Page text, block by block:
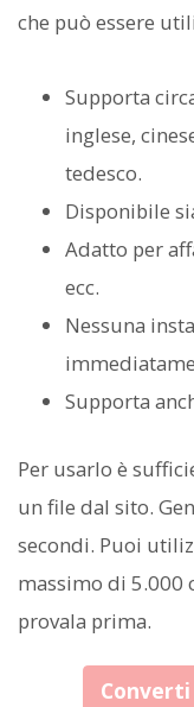
che può essere
Supporta
inglese,
tedesco.
Disponibile
Adatto per
ecc.
Nessuna
Supporta
Per usarlo è
un file dal sito.
secondi. Puoi
massimo di
provala prima.